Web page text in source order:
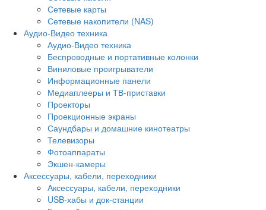
Сетевые карты
Сетевые накопители (NAS)
Аудио-Видео техника
Аудио-Видео техника
Беспроводные и портативные колонки
Виниловые проигрыватели
Информационные панели
Медиаплееры и ТВ-приставки
Проекторы
Проекционные экраны
Саундбары и домашние кинотеатры
Телевизоры
Фотоаппараты
Экшен-камеры
Аксессуары, кабели, переходники
Аксессуары, кабели, переходники
USB-хабы и док-станции